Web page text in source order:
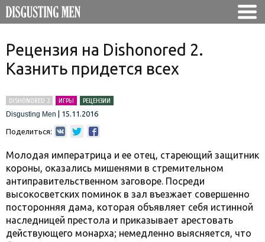
Рецензия на Dishonored 2.
Казнить придется всех
DISHONORED 2 ИГРЫ
РЕЦЕНЗИИ
Disgusting Men
15.11.2016
Поделиться:
Молодая императрица и ее отец, стареющий защитник
короны, оказались мишенями в стремительном
антиправительственном заговоре. Посреди
высокосветских поминок в зал въезжает совершенно
посторонняя дама, которая объявляет себя истинной
наследницей престола и приказывает арестовать
действующего монарха; немедленно выясняется, что